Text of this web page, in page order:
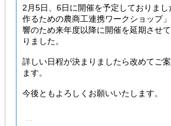
2月5日、6日に開催を予定しておりま
作るための農商工連携ワークショップ
響のため来年度以降に開催を延期させ
りました。
詳しい日程が決まりましたら改めてご
ます。
今後ともよろしくお願いいたします。